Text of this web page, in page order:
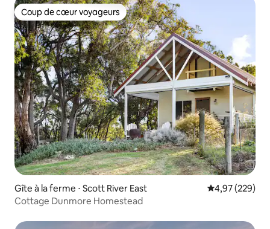
Coup de cœur voyageurs
Coup de cœur voyageurs
Gîte à la ferme ⋅ Scott River East Évaluation
4,97 (229)
Cottage Dunmore Homestead